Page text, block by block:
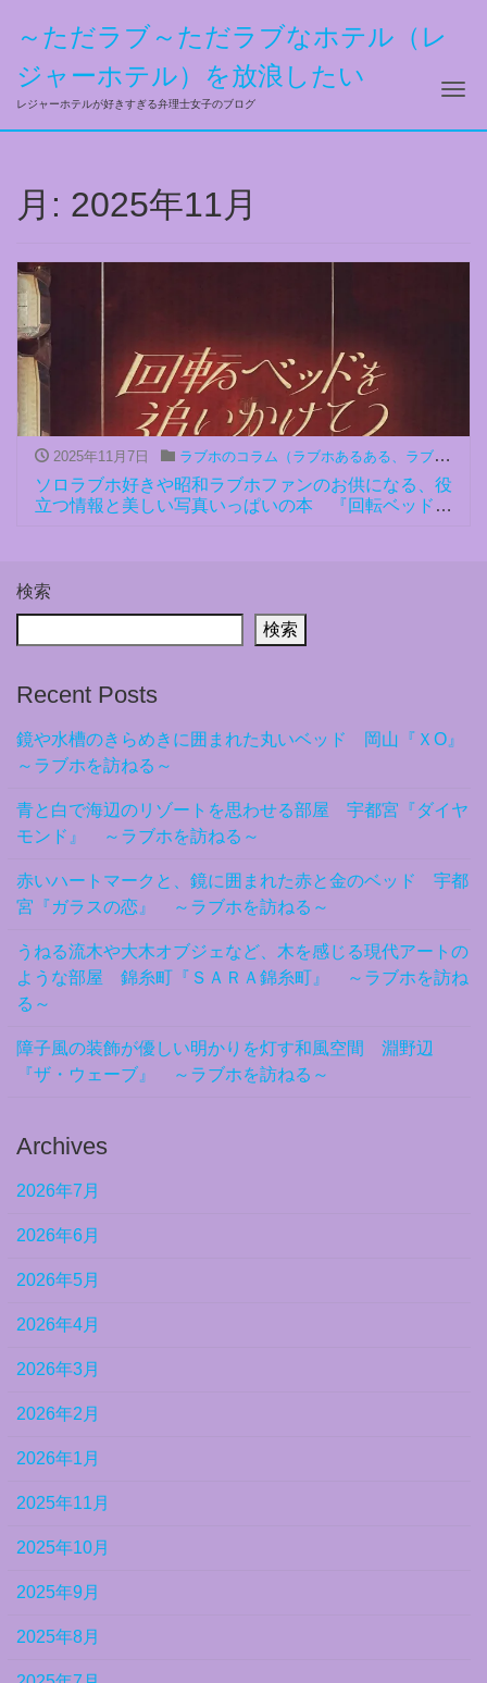
～ただラブ～ただラブなホテル（レ
ジャーホテル）を放浪したい
レジャーホテルが好きすぎる弁理士女子のブログ ナ
月: 2025年11月
2025年11月7日 ラブホのコラム（ラブホあるある、ラブホ関連書籍のブックレビュー、ラブホの思い出など）
ソロラブホ好きや昭和ラブホファンのお供になる、役
立つ情報と美しい写真いっぱいの本 『回転ベッドを
検索
検索
Recent Posts
鏡や水槽のきらめきに囲まれた丸いベッド 岡山『ＸO』
～ラブホを訪ねる～
青と白で海辺のリゾートを思わせる部屋 宇都宮『ダイヤ
モンド』 ～ラブホを訪ねる～
赤いハートマークと、鏡に囲まれた赤と金のベッド 宇都
宮『ガラスの恋』 ～ラブホを訪ねる～
うねる流木や大木オブジェなど、木を感じる現代アートの
ような部屋 錦糸町『ＳＡＲＡ錦糸町』 ～ラブホを訪ね
る～
障子風の装飾が優しい明かりを灯す和風空間 淵野辺
『ザ・ウェーブ』 ～ラブホを訪ねる～
Archives
2026年7月
2026年6月
2026年5月
2026年4月
2026年3月
2026年2月
2026年1月
2025年11月
2025年10月
2025年9月
2025年8月